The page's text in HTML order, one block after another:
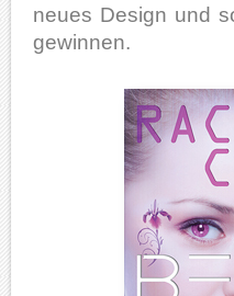
neues Design und
gewinnen.